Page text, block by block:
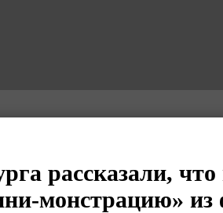
рассказали, что
монстрацию» из